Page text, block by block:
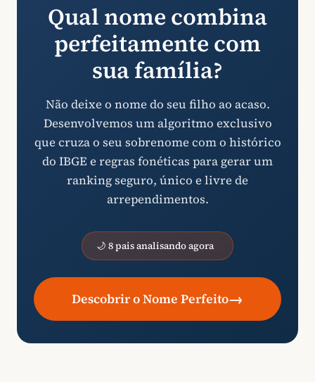
Qual nome combina
perfeitamente com
sua família?
Não deixe o nome do seu filho ao acaso.
Desenvolvemos um algoritmo exclusivo
que cruza o seu sobrenome com o histórico
do IBGE e regras fonéticas para gerar um
ranking seguro, único e livre de
arrependimentos.
🌙 8 pais analisando agora
Descobrir o Nome Perfeito→